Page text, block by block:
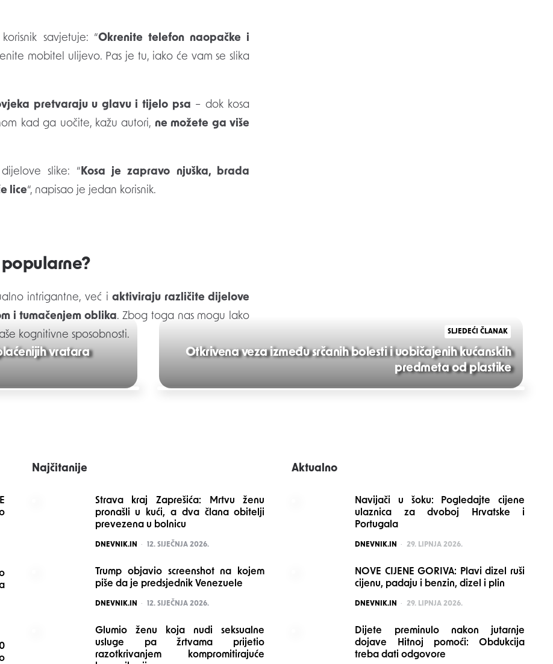
savjetuje: “Okrenite telefon naopačke i
mobitel ulijevo. Pas je tu, iako će vam se slika
pretvaraju u glavu i tijelo psa – dok kosa
kad ga uočite, kažu autori, ne možete ga više
slike: “Kosa je zapravo njuška, brada
lice“, napisao je jedan korisnik.
intrigantne, već iaktiviraju različite dijelove
i tumačenjem oblika. Zbog toga nas mogu lako
kognitivne sposobnosti.
vratara
SLJEDEĆI ČLANAK
Otkrivena veza između srčanih bolesti i uobičajenih kućanskih
predmeta od plastike
Najčitanije
Strava kraj Zaprešića: Mrtvu ženu
pronašli u kući, a dva člana obitelji
prevezena u bolnicu
POSTED
DNEVNIK.IN 12. SIJEČNJA 2026.
Trump objavio screenshot na kojem
piše da je predsjednik Venezuele
POSTED
DNEVNIK.IN 12. SIJEČNJA 2026.
Glumio ženu koja nudi seksualne
usluge pa žrtvama prijetio
razotkrivanjem kompromitirajuće
Aktualno
Navijači u šoku: Pogledajte cijene
ulaznica za dvoboj Hrvatske i
Portugala
POSTED
DNEVNIK.IN 29. LIPNJA 2026.
NOVE CIJENE GORIVA: Plavi dizel ruši
cijenu, padaju i benzin, dizel i plin
POSTED
DNEVNIK.IN 29. LIPNJA 2026.
Dijete preminulo nakon jutarnje
dojave Hitnoj pomoći: Obdukcija
treba dati odgovore